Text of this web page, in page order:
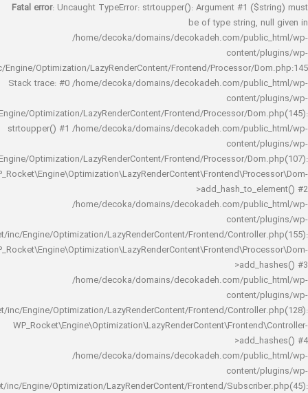
Fatal error : Uncaught TypeError: strtoupper(): Argument #1
be of type string,
/home/decoka/domains/decokadeh.com/
rocket/inc/Engine/Optimization/LazyRenderContent/Frontend/Processor/
Stack trace: #0 /home/decoka/domains/decokadeh.com/
rocket/inc/Engine/Optimization/LazyRenderContent/Frontend/Processor/
strtoupper() #1 /home/decoka/domains/decokadeh.com/
rocket/inc/Engine/Optimization/LazyRenderContent/Frontend/Processor/
/home/decoka/domains/decokadeh.com/
rocket/inc/Engine/Optimization/LazyRenderContent/Frontend/
/home/decoka/domains/decokadeh.com/
rocket/inc/Engine/Optimization/LazyRenderContent/Frontend/
/home/decoka/domains/decokadeh.com/
rocket/inc/Engine/Optimization/LazyRenderContent/Frontend/